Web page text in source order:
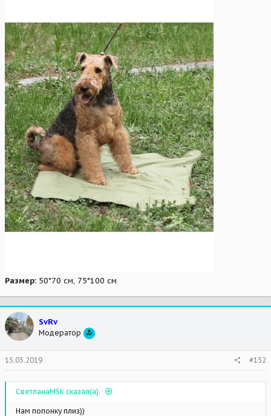
Размер: 50*70 см, 75*100 см
SvRv
Модератор
15.05.2019 #152
СветланаMSk сказал(а):
Нам попонку плиз))